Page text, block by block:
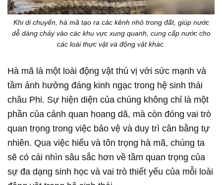
Khi di chuyển, hà mã tạo ra các kênh nhỏ trong đất, giúp nước
dễ dàng chảy vào các khu vực xung quanh, cung cấp nước cho
các loài thực vật và động vật khác.
Hà mã là một loài động vật thú vị với sức mạnh và
tầm ảnh hưởng đáng kinh ngạc trong hệ sinh thái
châu Phi. Sự hiện diện của chúng không chỉ là một
phần của cảnh quan hoang dã, mà còn đóng vai trò
quan trọng trong việc bảo vệ và duy trì cân bằng tự
nhiên. Qua việc hiểu và tôn trọng hà mã, chúng ta
sẽ có cái nhìn sâu sắc hơn về tầm quan trọng của
sự đa dạng sinh học và vai trò thiết yếu của mỗi loài